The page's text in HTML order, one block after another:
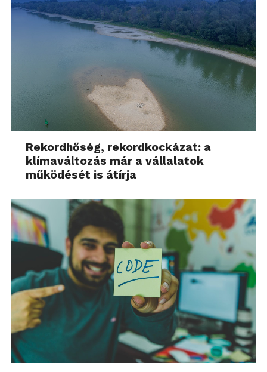
Rekordhőség, rekordkockázat: a
klímaváltozás már a vállalatok
működését is átírja